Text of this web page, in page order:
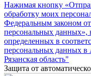
Нажимая кнопку
обработку моих
Федеральным законом
персональных данных»,
определенных в
персональных данных в
Рязанская область"
Защита от